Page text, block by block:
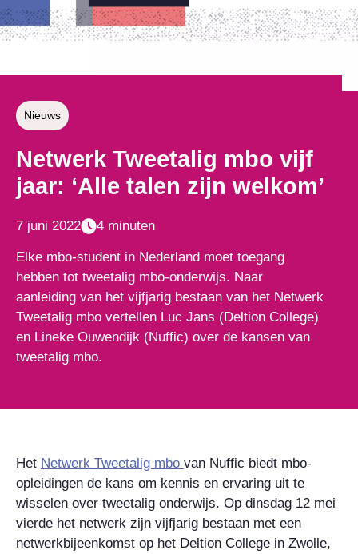
Nieuws
Netwerk Tweetalig mbo vijf
jaar: ‘Alle talen zijn welkom’
7 juni 2022 4 minuten
Elke mbo-student in Nederland moet toegang
hebben tot tweetalig mbo-onderwijs. Naar
aanleiding van het vijfjarig bestaan van het Netwerk
Tweetalig mbo vertellen Luc Jans (Deltion College)
en Lineke Ouwendijk (Nuffic) over de kansen van
tweetalig mbo.
Het Netwerk Tweetalig mbo van Nuffic biedt mbo-
opleidingen de kans om kennis en ervaring uit te
wisselen over tweetalig onderwijs. Op dinsdag 12 mei
vierde het netwerk zijn vijfjarig bestaan met een
netwerkbijeenkomst op het Deltion College in Zwolle,